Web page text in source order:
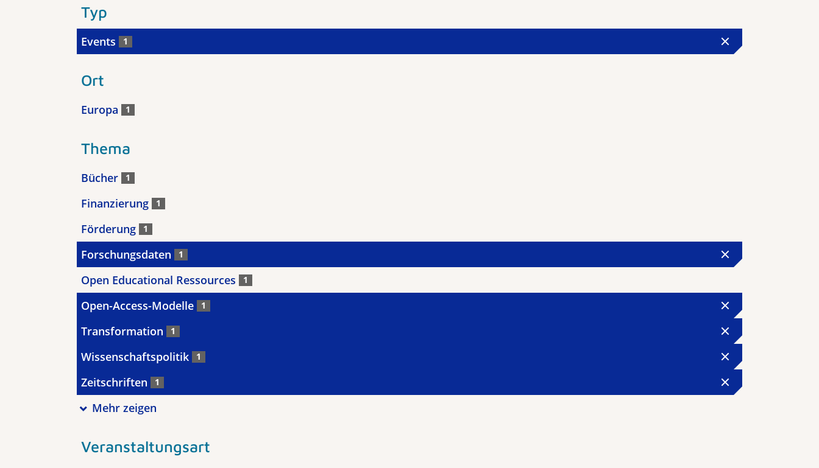
Typ
Events 1
Ort
Europa 1
Thema
Bücher 1
Finanzierung 1
Förderung 1
Forschungsdaten 1
Open Educational Ressources 1
Open-Access-Modelle 1
Transformation 1
Wissenschaftspolitik 1
Zeitschriften 1
Mehr zeigen
Veranstaltungsart